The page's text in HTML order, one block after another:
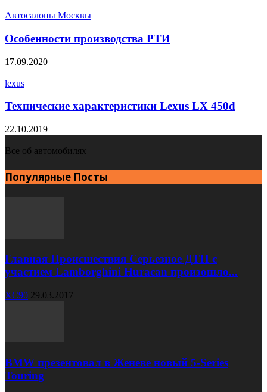
Автосалоны Москвы
Особенности производства РТИ
17.09.2020
lexus
Технические характеристики Lexus LX 450d
22.10.2019
Все об автомобилях
Популярные Посты
Главная Происшествия Серьезное ДТП с
участием Lamborghini Huracan произошло...
XC90 29.03.2017
BMW презентовал в Женеве новый 5-Series
Touring